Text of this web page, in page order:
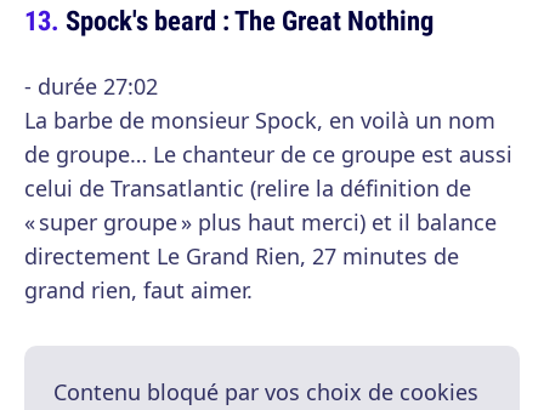
Spock's beard : The Great Nothing
- durée 27:02
La barbe de monsieur Spock, en voilà un nom
de groupe… Le chanteur de ce groupe est aussi
celui de Transatlantic (relire la définition de
« super groupe » plus haut merci) et il balance
directement Le Grand Rien, 27 minutes de
grand rien, faut aimer.
Contenu bloqué par vos choix de cookies